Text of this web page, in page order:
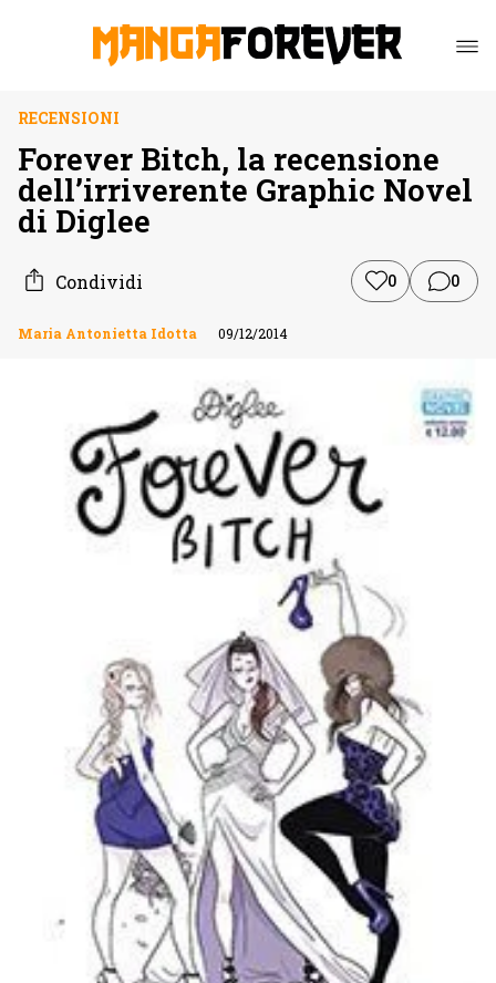
RECENSIONI
Forever Bitch, la recensione
dell’irriverente Graphic Novel
di Diglee
Condividi 0 0
Maria Antonietta Idotta 09/12/2014